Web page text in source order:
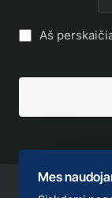
Mes
Aš